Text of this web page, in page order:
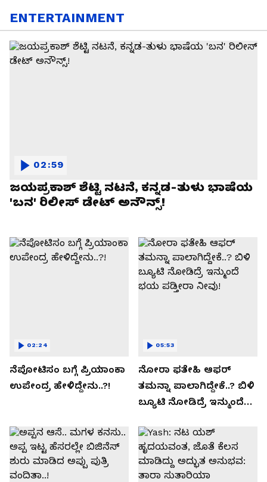
ENTERTAINMENT
ಜಯಪ್ರಕಾಶ್ ಶೆಟ್ಟಿ ನಟನೆ, ಕನ್ನಡ-ತುಳು ಭಾಷೆಯ
'ಬನ' ರಿಲೀಸ್ ಡೇಟ್ ಅನೌನ್ಸ್!
02:59
ನೆಪೋಟಿಸಂ ಬಗ್ಗೆ ಪ್ರಿಯಾಂಕಾ
ಉಪೇಂದ್ರ ಹೇಳಿದ್ದೇನು..?!
02:24
ನೋರಾ ಫತೇಹಿ ಆಫರ್​
ತಮನ್ನಾ ಪಾಲಾಗಿದ್ದೇಕೆ..? ಬಿಳಿ
ಬ್ಯೂಟಿ ನೋಡಿದ್ರೆ ಇನ್ಮುಂದೆ
05:53